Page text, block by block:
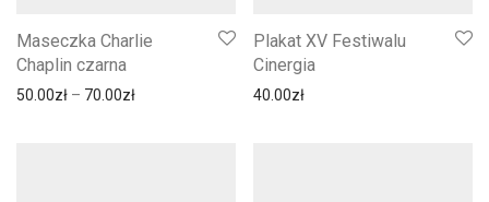
Maseczka Charlie
Chaplin czarna
50.00zł – 70.00złZakres cen: od 50.00zł do 70.00zł
Plakat XV Festiwalu
Cinergia
40.00zł